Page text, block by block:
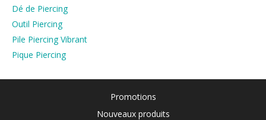
Dé de Piercing
Outil Piercing
Pile Piercing Vibrant
Pique Piercing
Promotions
Nouveaux produits